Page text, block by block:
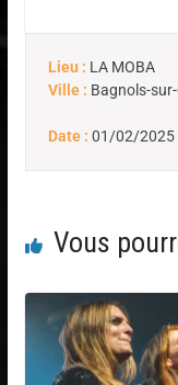
Lieu : LA MOBA
Ville : Bagnols-
Date : 01/02/2025
Vous